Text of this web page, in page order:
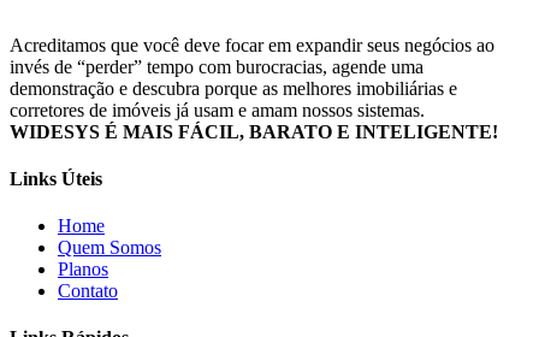
Acreditamos que você deve focar em expandir seus negócios ao
invés de “perder” tempo com burocracias, agende uma
demonstração e descubra porque as melhores imobiliárias e
corretores de imóveis já usam e amam nossos sistemas.
WIDESYS É MAIS FÁCIL, BARATO E INTELIGENTE!
Links Úteis
Home
Quem Somos
Planos
Contato